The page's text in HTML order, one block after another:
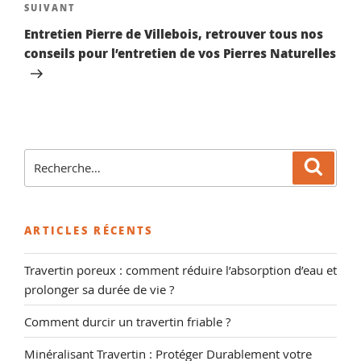
Article
suivant
SUIVANT
Entretien Pierre de Villebois, retrouver tous nos
conseils pour l’entretien de vos Pierres Naturelles
pour
ARTICLES RÉCENTS
Travertin poreux : comment réduire l’absorption d’eau et
prolonger sa durée de vie ?
Comment durcir un travertin friable ?
Minéralisant Travertin : Protéger Durablement votre